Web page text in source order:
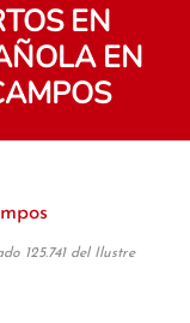
EN
EN
125.741 del Ilustre